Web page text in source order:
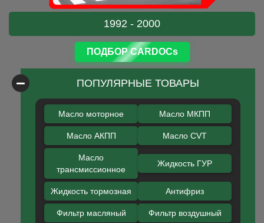
1992 - 2000
ПОДБОР CARDOCs
ПОПУЛЯРНЫЕ ТОВАРЫ
Масло моторное Масло МКПП
Масло АКПП Масло CVT
Масло
трансмиссионное
Жидкость ГУР
Жидкость тормозная Антифриз
Фильтр масляный Фильтр воздушный